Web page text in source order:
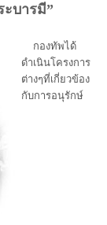
บารมี”
กองทัพได้
ดำเนินโครงการ
ต่างๆที่เกี่ยวข้อง
กับการอนุรักษ์